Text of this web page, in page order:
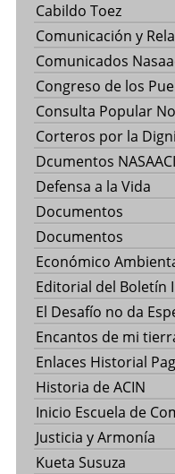
Cabildo Toez
Comunicación y
Comunicados
Congreso de los
Consulta Popular
Corteros por la
Dcumentos
Defensa a la Vida
Documentos
Documentos
Económico
Editorial del Boletín
El Desafío no da
Encantos de mi
Enlaces Historial
Historia de ACIN
Inicio Escuela de
Justicia y Armonía
Kueta Susuza